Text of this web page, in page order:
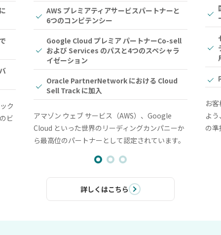
ク
ビ
AWS プレミアティアサービスパートナーと
6つのコンピテンシー
Google Cloud プレミア パートナーCo-sell
および Services のパスと4つのスペシャラ
イゼーション
Oracle PartnerNetwork における Cloud
Sell Track に加入
アマゾン ウェブ サービス（AWS）、Google
Cloud といった世界のリーディングカンパニーか
ら最高位のパートナーとして認定されています。
お
よ
の
詳しくはこちら